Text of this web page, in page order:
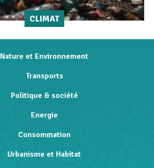
CLIMAT
Nature et Environnement
Transports
Politique & société
Energie
Consommation
Urbanisme et Habitat